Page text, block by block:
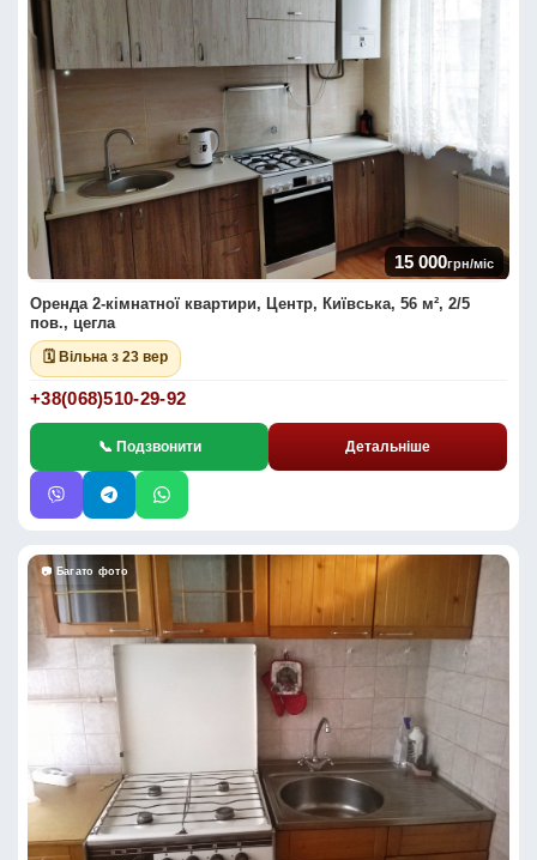
15 000грн/міс
Оренда 2-кімнатної квартири, Центр, Київська, 56 м², 2/5
пов., цегла
🗓 Вільна з 23 вер
+38(068)510-29-92
📞 Подзвонити Детальніше
📷 Багато фото